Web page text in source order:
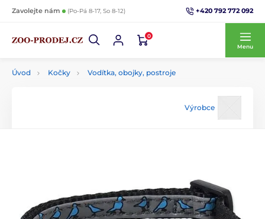
Zavolejte nám (Po-Pá 8-17, So 8-12) +420 792 772 092
0
Menu
Úvod Kočky Vodítka, obojky, postroje
Výrobce